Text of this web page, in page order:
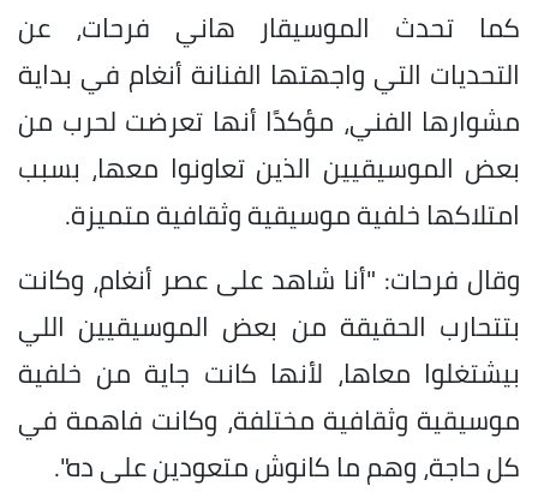
كما تحدث الموسيقار هاني فرحات، عن
التحديات التي واجهتها الفنانة أنغام في بداية
مشوارها الفني، مؤكدًا أنها تعرضت لحرب من
بعض الموسيقيين الذين تعاونوا معها، بسبب
امتلاكها خلفية موسيقية وثقافية متميزة.
وقال فرحات: "أنا شاهد على عصر أنغام، وكانت
بتتحارب الحقيقة من بعض الموسيقيين اللي
بيشتغلوا معاها، لأنها كانت جاية من خلفية
موسيقية وثقافية مختلفة، وكانت فاهمة في
كل حاجة، وهم ما كانوش متعودين على ده".